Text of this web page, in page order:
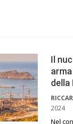
Il
della
2024
Nel